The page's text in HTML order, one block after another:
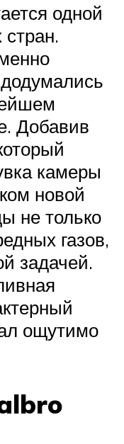
одной
Добавив
камеры
новой
не только
газов,
задачей.
ощутимо